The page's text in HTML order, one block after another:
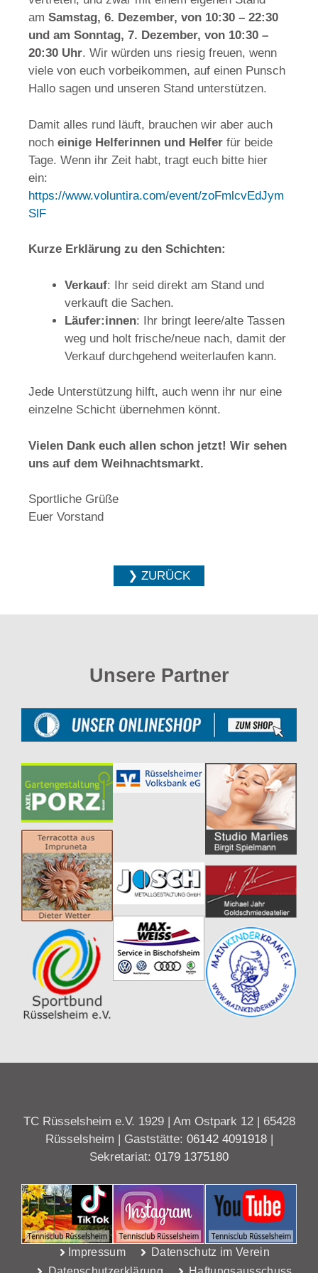
am Samstag, 6. Dezember, von 10:30 – 22:30
und am Sonntag, 7. Dezember, von 10:30 –
20:30 Uhr. Wir würden uns riesig freuen, wenn
viele von euch vorbeikommen, auf einen Punsch
Hallo sagen und unseren Stand unterstützen.
Damit alles rund läuft, brauchen wir aber auch
noch einige Helferinnen und Helfer für beide
Tage. Wenn ihr Zeit habt, tragt euch bitte hier
ein:
https://www.voluntira.com/event/zoFmlcvEdJym
SlF
Kurze Erklärung zu den Schichten:
Verkauf: Ihr seid direkt am Stand und
verkauft die Sachen.
Läufer:innen: Ihr bringt leere/alte Tassen
weg und holt frische/neue nach, damit der
Verkauf durchgehend weiterlaufen kann.
Jede Unterstützung hilft, auch wenn ihr nur eine
einzelne Schicht übernehmen könnt.
Vielen Dank euch allen schon jetzt! Wir sehen
uns auf dem Weihnachtsmarkt.
Sportliche Grüße
Euer Vorstand
❯ ZURÜCK
Unsere Partner
TC Rüsselsheim e.V. 1929 | Am Ostpark 12 | 65428
Rüsselsheim | Gaststätte: 06142 4091918|
Sekretariat: 0179 1375180
Impressum
Datenschutz im Verein